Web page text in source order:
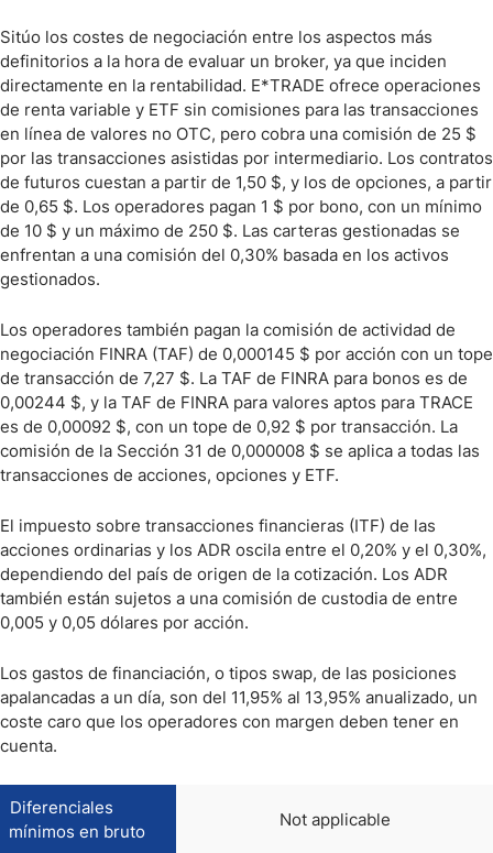
Sitúo los costes de negociación entre los aspectos más
definitorios a la hora de evaluar un broker, ya que inciden
directamente en la rentabilidad. E*TRADE ofrece operaciones
de renta variable y ETF sin comisiones para las transacciones
en línea de valores no OTC, pero cobra una comisión de 25 $
por las transacciones asistidas por intermediario. Los contratos
de futuros cuestan a partir de 1,50 $, y los de opciones, a partir
de 0,65 $. Los operadores pagan 1 $ por bono, con un mínimo
de 10 $ y un máximo de 250 $. Las carteras gestionadas se
enfrentan a una comisión del 0,30% basada en los activos
gestionados.
Los operadores también pagan la comisión de actividad de
negociación FINRA (TAF) de 0,000145 $ por acción con un tope
de transacción de 7,27 $. La TAF de FINRA para bonos es de
0,00244 $, y la TAF de FINRA para valores aptos para TRACE
es de 0,00092 $, con un tope de 0,92 $ por transacción. La
comisión de la Sección 31 de 0,000008 $ se aplica a todas las
transacciones de acciones, opciones y ETF.
El impuesto sobre transacciones financieras (ITF) de las
acciones ordinarias y los ADR oscila entre el 0,20% y el 0,30%,
dependiendo del país de origen de la cotización. Los ADR
también están sujetos a una comisión de custodia de entre
0,005 y 0,05 dólares por acción.
Los gastos de financiación, o tipos swap, de las posiciones
apalancadas a un día, son del 11,95% al 13,95% anualizado, un
coste caro que los operadores con margen deben tener en
cuenta.
Diferenciales
mínimos en bruto
Not applicable